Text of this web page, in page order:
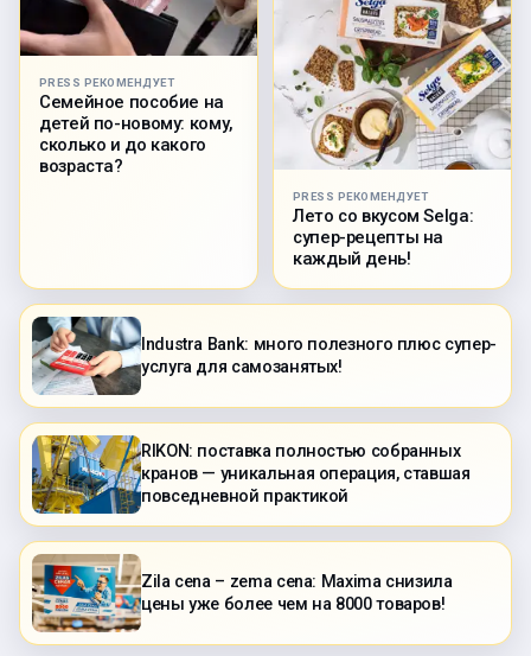
PRESS РЕКОМЕНДУЕТ
Семейное пособие на
детей по-новому: кому,
сколько и до какого
возраста?
PRESS РЕКОМЕНДУЕТ
Лето со вкусом Selga:
супер-рецепты на
каждый день!
Industra Bank: много полезного плюс супер-
услуга для самозанятых!
RIKON: поставка полностью собранных
кранов — уникальная операция, ставшая
повседневной практикой
Zila cena – zema cena: Maxima снизила
цены уже более чем на 8000 товаров!